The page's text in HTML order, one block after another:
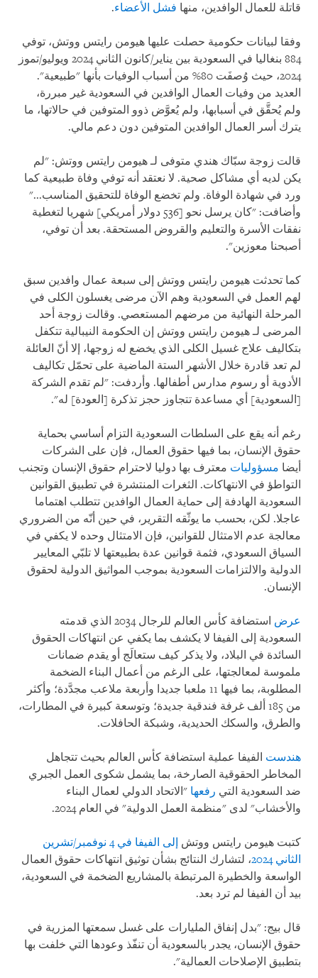
قاتلة للعمال الوافدين، منها فشل الأعضاء.
وفقا لبيانات حكومية حصلت عليها هيومن رايتس ووتش، توفي
884 بنغاليا في السعودية بين يناير/كانون الثاني 2024 ويوليو/تموز
2024، حيث وُصفَت 80% من أسباب الوفيات بأنها "طبيعية".
العديد من وفيات العمال الوافدين في السعودية غير مبررة،
ولم يُحقَّق في أسبابها، ولم يُعوَّض ذوو المتوفين في حالاتها، ما
يترك أسر العمال الوافدين المتوفين دون دعم مالي.
قالت زوجة سبّاك هندي متوفى لـ هيومن رايتس ووتش: "لم
يكن لديه أي مشاكل صحية. لا نعتقد أنه توفي وفاة طبيعية كما
ورد في شهادة الوفاة. ولم تخضع الوفاة للتحقيق المناسب..."
وأضافت: "كان يرسل نحو [536 دولار أمريكي] شهريا لتغطية
نفقات الأسرة والتعليم والقروض المستحقة. بعد أن توفي،
أصبحنا معوزين".
كما تحدثت هيومن رايتس ووتش إلى سبعة عمال وافدين سبق
لهم العمل في السعودية وهم الآن مرضى يغسلون الكلى في
المرحلة النهائية من مرضهم المستعصي. وقالت زوجة أحد
المرضى لـ هيومن رايتس ووتش إن الحكومة النيبالية تتكفل
بتكاليف علاج غسيل الكلى الذي يخضع له زوجها، إلا أنّ العائلة
لم تعد قادرة خلال الأشهر الستة الماضية على تحمّل تكاليف
الأدوية أو رسوم مدارس أطفالها. وأردفت: "لم تقدم الشركة
[السعودية] أي مساعدة تتجاوز حجز تذكرة [العودة] له".
رغم أنه يقع على السلطات السعودية التزام أساسي بحماية
حقوق الإنسان، بما فيها حقوق العمال، فإن على الشركات
أيضا مسؤوليات معترف بها دوليا لاحترام حقوق الإنسان وتجنب
التواطؤ في الانتهاكات. الثغرات المنتشرة في تطبيق القوانين
السعودية الهادفة إلى حماية العمال الوافدين تتطلب اهتماما
عاجلا. لكن، بحسب ما يوثّقه التقرير، في حين أنّه من الضروري
معالجة عدم الامتثال للقوانين، فإن الامتثال وحده لا يكفي في
السياق السعودي، فثمة قوانين عدة بطبيعتها لا تلبّي المعايير
الدولية والالتزامات السعودية بموجب المواثيق الدولية لحقوق
الإنسان.
عرض
استضافة كأس العالم للرجال 2034 الذي قدمته
السعودية إلى الفيفا لا يكشف بما يكفي عن انتهاكات الحقوق
السائدة في البلاد، ولا يذكر كيف ستعالَج أو يقدم ضمانات
ملموسة لمعالجتها، على الرغم من أعمال البناء الضخمة
المطلوبة، بما فيها 11 ملعبا جديدا وأربعة ملاعب مجدَّدة؛ وأكثر
من 185 ألف غرفة فندقية جديدة؛ وتوسعة كبيرة في المطارات،
والطرق، والسكك الحديدية، وشبكة الحافلات.
هندست الفيفا عملية استضافة كأس العالم بحيث تتجاهل
المخاطر الحقوقية الصارخة، بما يشمل شكوى العمل الجبري
ضد السعودية التي رفعها "الاتحاد الدولي لعمال البناء
والأخشاب" لدى "منظمة العمل الدولية" في العام 2024.
كتبت هيومن رايتس ووتش
إلى الفيفا في 4 نوفمبر/تشرين
الثاني 2024
، لتشارك النتائج بشأن توثيق انتهاكات حقوق العمال
الواسعة والخطيرة المرتبطة بالمشاريع الضخمة في السعودية،
بيد أن الفيفا لم ترد بعد.
قال بيج: "بدل إنفاق المليارات على غسل سمعتها المزرية في
حقوق الإنسان، يجدر بالسعودية أن تنفّذ وعودها التي خلفت بها
بتطبيق الإصلاحات العمالية".